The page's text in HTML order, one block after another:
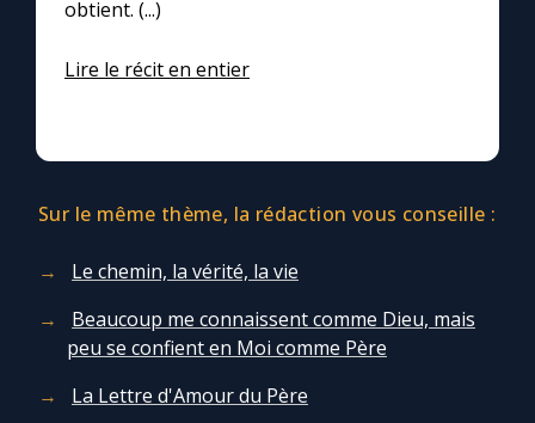
obtient. (...)
Lire le récit en entier
Sur le même thème, la rédaction vous conseille :
Le chemin, la vérité, la vie
Beaucoup me connaissent comme Dieu, mais
peu se confient en Moi comme Père
La Lettre d'Amour du Père